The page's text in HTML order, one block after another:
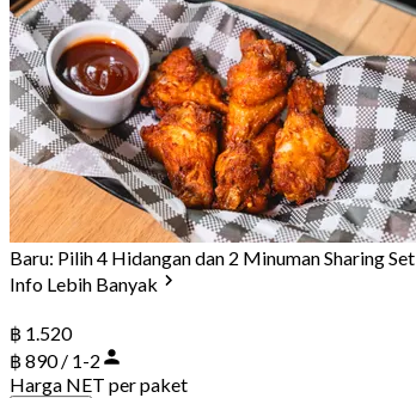
Baru: Pilih 4 Hidangan dan 2 Minuman Sharing Set
Info Lebih Banyak
฿ 1.520
฿ 890 / 1-2
Harga NET per paket